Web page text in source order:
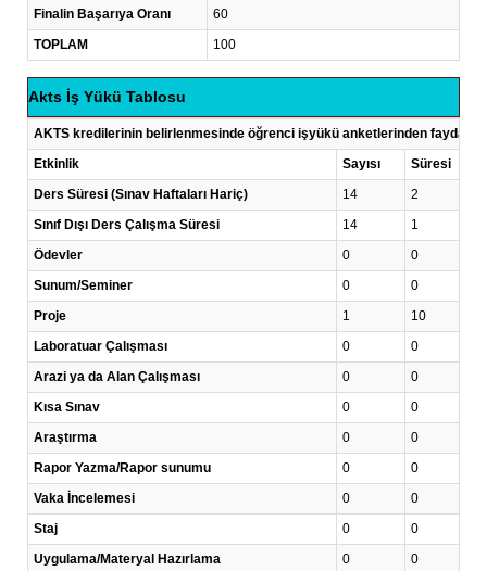
Finalin Başarıya Oranı
60
TOPLAM
100
Akts İş Yükü Tablosu
AKTS kredilerinin belirlenmesinde öğrenci işyükü anketlerinden
Etkinlik
Sayısı Süresi
Ders Süresi (Sınav Haftaları Hariç)
14 2
Sınıf Dışı Ders Çalışma Süresi
14 1
Ödevler
0 0
Sunum/Seminer
0 0
Proje
1 10
Laboratuar Çalışması
0 0
Arazi ya da Alan Çalışması
0 0
Kısa Sınav
0 0
Araştırma
0 0
Rapor Yazma/Rapor sunumu
0 0
Vaka İncelemesi
0 0
Staj
0 0
Uygulama/Materyal Hazırlama
0 0